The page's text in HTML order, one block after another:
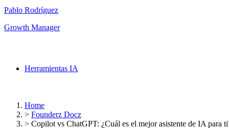
Pablo Rodríguez
Growth Manager
Herramientas IA
Home
> Founderz Docz
> Copilot vs ChatGPT: ¿Cuál es el mejor asistente de IA para